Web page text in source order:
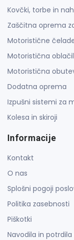
Kovčki, torbe in
Zaščitna oprema
Motoristične
Motoristična
Motoristična
Dodatna oprema
Izpušni sistemi za
Kolesa in skiroji
Informacije
Kontakt
O nas
Splošni pogoji
Politika zasebnosti
Piškotki
Navodila in